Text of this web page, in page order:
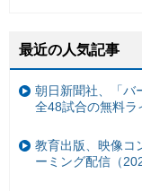
最近の人気記事
朝日新聞社、「バ
全48試合の無料ラ
教育出版、映像コ
ーミング配信（